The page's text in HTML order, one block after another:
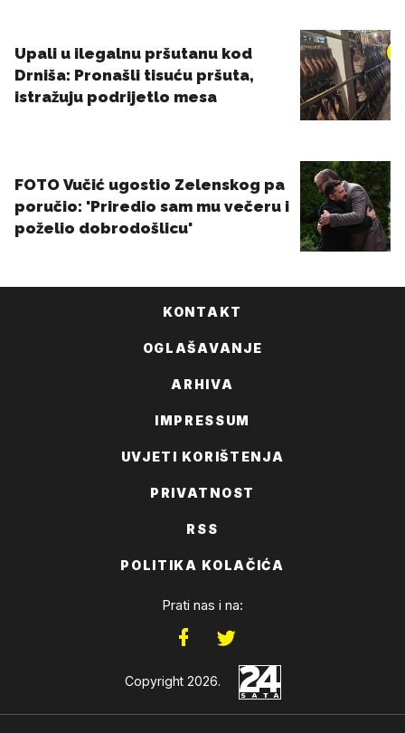
KONTAKT
OGLAŠAVANJE
ARHIVA
IMPRESSUM
UVJETI KORIŠTENJA
PRIVATNOST
RSS
POLITIKA KOLAČIĆA
Prati nas i na:
Copyright 2026.